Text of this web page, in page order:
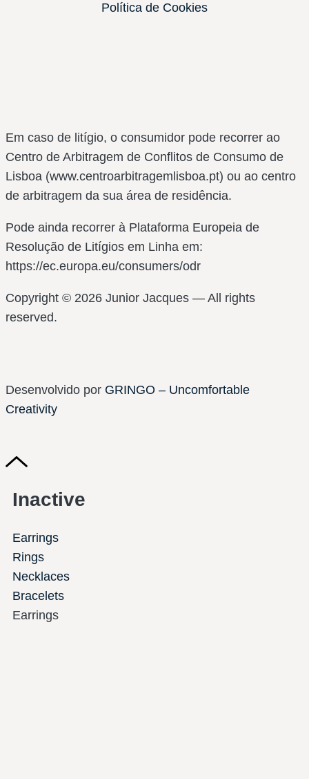
Política de Cookies
Em caso de litígio, o consumidor pode recorrer ao
Centro de Arbitragem de Conflitos de Consumo de
Lisboa (www.centroarbitragemlisboa.pt) ou ao centro
de arbitragem da sua área de residência.
Pode ainda recorrer à Plataforma Europeia de
Resolução de Litígios em Linha em:
https://ec.europa.eu/consumers/odr
Copyright © 2026 Junior Jacques — All rights
reserved.
Desenvolvido por GRINGO – Uncomfortable
Creativity
Inactive
Earrings
Rings
Necklaces
Bracelets
Earrings